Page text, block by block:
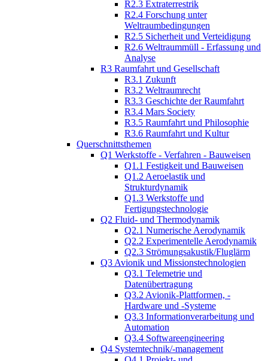
R2.3 Extraterrestrik
R2.4 Forschung unter
Weltraumbedingungen
R2.5 Sicherheit und Verteidigung
R2.6 Weltraummüll - Erfassung und
Analyse
R3 Raumfahrt und Gesellschaft
R3.1 Zukunft
R3.2 Weltraumrecht
R3.3 Geschichte der Raumfahrt
R3.4 Mars Society
R3.5 Raumfahrt und Philosophie
R3.6 Raumfahrt und Kultur
Querschnittsthemen
Q1 Werkstoffe - Verfahren - Bauweisen
Q1.1 Festigkeit und Bauweisen
Q1.2 Aeroelastik und
Strukturdynamik
Q1.3 Werkstoffe und
Fertigungstechnologie
Q2 Fluid- und Thermodynamik
Q2.1 Numerische Aerodynamik
Q2.2 Experimentelle Aerodynamik
Q2.3 Strömungsakustik/Fluglärm
Q3 Avionik und Missionstechnologien
Q3.1 Telemetrie und
Datenübertragung
Q3.2 Avionik-Plattformen, -
Hardware und -Systeme
Q3.3 Informationverarbeitung und
Automation
Q3.4 Softwareengineering
Q4 Systemtechnik/-management